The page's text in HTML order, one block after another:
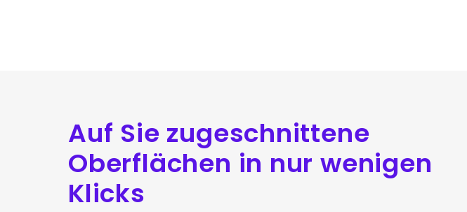
Auf Sie zugeschnittene
Oberflächen in nur wenigen
Klicks